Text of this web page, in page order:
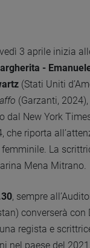
3 aprile inizia
-
(Stati Uniti
(Garzanti,
dal New York
che riporta
femminile. La
Mena Mitrano.
, sempre
converserà con
regista e
nel paese del